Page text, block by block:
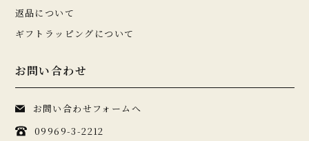
返品について
ギフトラッピングについて
お問い合わせ
お問い合わせフォームへ
09969-3-2212